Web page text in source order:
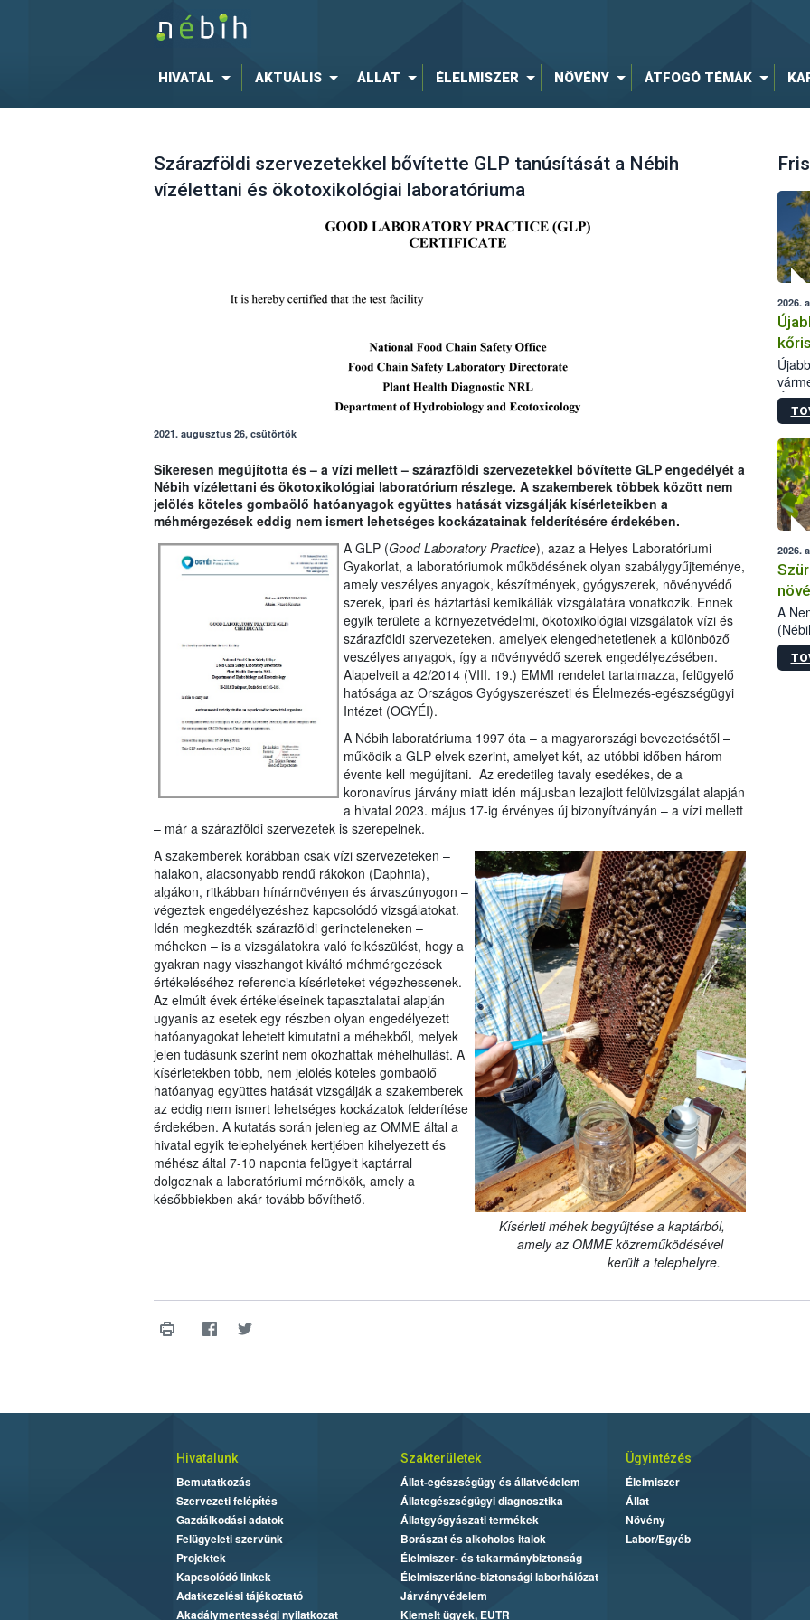
HIVATAL AKTUÁLIS ÁLLAT ÉLELMISZER NÖVÉNY ÁTFOGÓ TÉMÁK
Szárazföldi szervezetekkel bővítette GLP tanúsítását a Nébih
vízélettani és ökotoxikológiai laboratóriuma
2021. augusztus 26, csütörtök
Sikeresen megújította és – a vízi mellett – szárazföldi szervezetekkel bővítette GLP engedélyét a
Nébih vízélettani és ökotoxikológiai laboratórium részlege. A szakemberek többek között nem
jelölés köteles gombaölő hatóanyagok együttes hatását vizsgálják kísérleteikben a
méhmérgezések eddig nem ismert lehetséges kockázatainak felderítésére érdekében.
A GLP (Good Laboratory Practice), azaz a Helyes Laboratóriumi
Gyakorlat, a laboratóriumok működésének olyan szabálygyűjteménye,
amely veszélyes anyagok, készítmények, gyógyszerek, növényvédő
szerek, ipari és háztartási kemikáliák vizsgálatára vonatkozik. Ennek
egyik területe a környezetvédelmi, ökotoxikológiai vizsgálatok vízi és
szárazföldi szervezeteken, amelyek elengedhetetlenek a különböző
veszélyes anyagok, így a növényvédő szerek engedélyezésében.
Alapelveit a 42/2014 (VIII. 19.) EMMI rendelet tartalmazza, felügyelő
hatósága az Országos Gyógyszerészeti és Élelmezés-egészségügyi
Intézet (OGYÉI).
A Nébih laboratóriuma 1997 óta – a magyarországi bevezetésétől –
működik a GLP elvek szerint, amelyet két, az utóbbi időben három
évente kell megújítani. Az eredetileg tavaly esedékes, de a
koronavírus járvány miatt idén májusban lezajlott felülvizsgálat alapján
a hivatal 2023. május 17-ig érvényes új bizonyítványán – a vízi mellett
– már a szárazföldi szervezetek is szerepelnek.
Kísérleti méhek begyűjtése a kaptárból,
amely az OMME közreműködésével
került a telephelyre.
A szakemberek korábban csak vízi szervezeteken –
halakon, alacsonyabb rendű rákokon (Daphnia),
algákon, ritkábban hínárnövényen és árvaszúnyogon –
végeztek engedélyezéshez kapcsolódó vizsgálatokat.
Idén megkezdték szárazföldi gerincteleneken –
méheken – is a vizsgálatokra való felkészülést, hogy a
gyakran nagy visszhangot kiváltó méhmérgezések
értékeléséhez referencia kísérleteket végezhessenek.
Az elmúlt évek értékeléseinek tapasztalatai alapján
ugyanis az esetek egy részben olyan engedélyezett
hatóanyagokat lehetett kimutatni a méhekből, melyek
jelen tudásunk szerint nem okozhattak méhelhullást. A
kísérletekben több, nem jelölés köteles gombaölő
hatóanyag együttes hatását vizsgálják a szakemberek
az eddig nem ismert lehetséges kockázatok felderítése
érdekében. A kutatás során jelenleg az OMME által a
hivatal egyik telephelyének kertjében kihelyezett és
méhész által 7-10 naponta felügyelt kaptárral
dolgoznak a laboratóriumi mérnökök, amely a
későbbiekben akár tovább bővíthető.
2026.
2026.
A
Hivatalunk
Bemutatkozás
Szervezeti felépítés
Gazdálkodási adatok
Felügyeleti szervünk
Projektek
Kapcsolódó linkek
Adatkezelési tájékoztató
Akadálymentességi nyilatkozat
Szakterületek
Állat-egészségügy és állatvédelem
Állategészségügyi diagnosztika
Állatgyógyászati termékek
Borászat és alkoholos italok
Élelmiszer- és takarmánybiztonság
Élelmiszerlánc-biztonsági laborhálózat
Járványvédelem
Kiemelt ügyek, EUTR
Ügyintézés
Élelmiszer
Állat
Növény
Labor/Egyéb